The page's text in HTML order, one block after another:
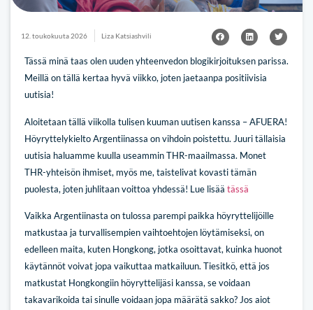
12. toukokuuta 2026 Liza Katsiashvili
Tässä minä taas olen uuden yhteenvedon blogikirjoituksen parissa.
Meillä on tällä kertaa hyvä viikko, joten jaetaanpa positiivisia
uutisia!
Aloitetaan tällä viikolla tulisen kuuman uutisen kanssa – AFUERA!
Höyryttelykielto Argentiinassa on vihdoin poistettu. Juuri tällaisia
uutisia haluamme kuulla useammin THR-maailmassa. Monet
THR-yhteisön ihmiset, myös me, taistelivat kovasti tämän
puolesta, joten juhlitaan voittoa yhdessä! Lue lisää tässä
Vaikka Argentiinasta on tulossa parempi paikka höyryttelijöille
matkustaa ja turvallisempien vaihtoehtojen löytämiseksi, on
edelleen maita, kuten Hongkong, jotka osoittavat, kuinka huonot
käytännöt voivat jopa vaikuttaa matkailuun. Tiesitkö, että jos
matkustat Hongkongiin höyryttelijäsi kanssa, se voidaan
takavarikoida tai sinulle voidaan jopa määrätä sakko? Jos aiot